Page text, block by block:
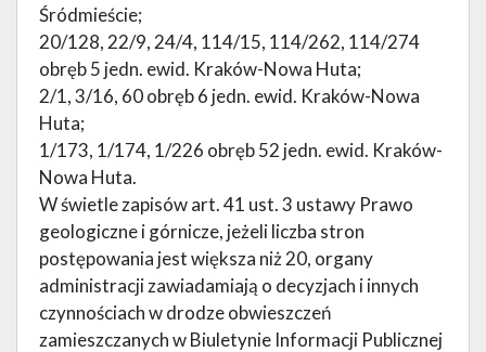
Śródmieście;
20/128, 22/9, 24/4, 114/15, 114/262, 114/274
obręb 5 jedn. ewid. Kraków-Nowa Huta;
2/1, 3/16, 60 obręb 6 jedn. ewid. Kraków-Nowa
Huta;
1/173, 1/174, 1/226 obręb 52 jedn. ewid. Kraków-
Nowa Huta.
W świetle zapisów art. 41 ust. 3 ustawy Prawo
geologiczne i górnicze, jeżeli liczba stron
postępowania jest większa niż 20, organy
administracji zawiadamiają o decyzjach i innych
czynnościach w drodze obwieszczeń
zamieszczanych w Biuletynie Informacji Publicznej